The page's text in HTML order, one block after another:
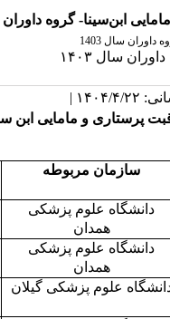
سال 1403
۱۴۰۳
تعداد مقالات داوری
۲
۲
۵